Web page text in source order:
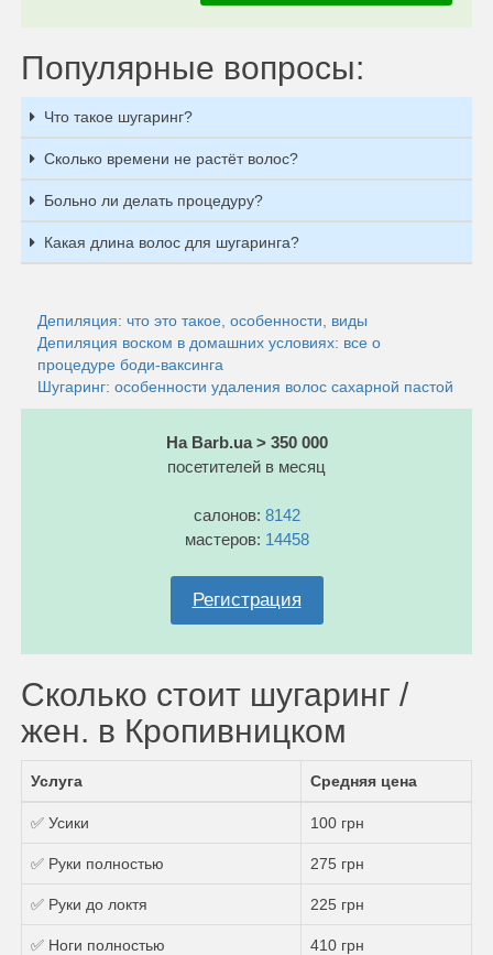
Популярные вопросы:
Что такое шугаринг?
Сколько времени не растёт волос?
Больно ли делать процедуру?
Какая длина волос для шугаринга?
Депиляция: что это такое, особенности, виды
Депиляция воском в домашних условиях: все о
процедуре боди-ваксинга
Шугаринг: особенности удаления волос сахарной пастой
На Barb.ua > 350 000
посетителей в месяц
салонов: 8142
мастеров: 14458
Регистрация
Сколько стоит шугаринг /
жен. в Кропивницком
Услуга Средняя цена
✅ Усики 100 грн
✅ Руки полностью 275 грн
✅ Руки до локтя 225 грн
✅ Ноги полностью 410 грн